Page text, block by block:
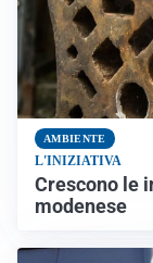
AMBIENTE
L'INIZIATIVA
Crescono le
modenese